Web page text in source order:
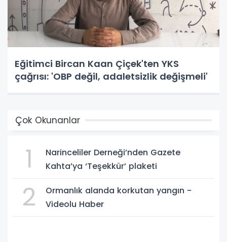
Eğitimci Bircan Kaan Çiçek'ten YKS
çağrısı: 'OBP değil, adaletsizlik değişmeli'
Çok Okunanlar
1
Narinceliler Derneği’nden Gazete
Kahta’ya ‘Teşekkür’ plaketi
2
Ormanlık alanda korkutan yangın -
Videolu Haber